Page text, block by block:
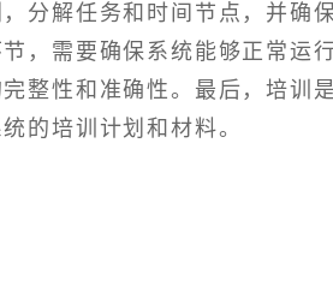
分解任务和时间节点，并确
，需要确保系统能够正常运
整性和准确性。最后，培训
的培训计划和材料。